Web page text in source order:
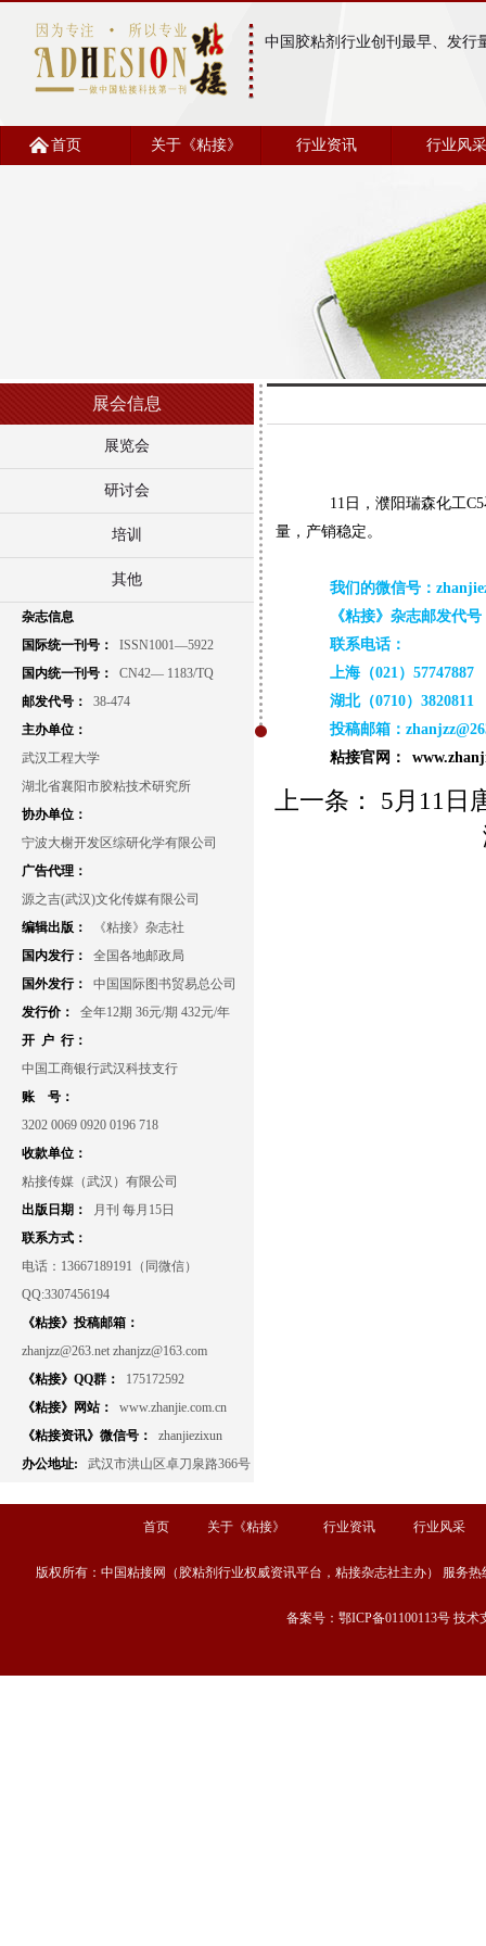
中国胶粘剂行业创刊最早、发行
首页 关于《粘接》 行业资讯 行业风采
展会信息
展览会
研讨会
培训
其他
杂志信息
国际统一刊号：
ISSN1001—5922
国内统一刊号：
CN42— 1183/TQ
邮发代号：
38-474
主办单位：
武汉工程大学
湖北省襄阳市胶粘技术研究所
协办单位：
宁波大榭开发区综研化学有限公司
广告代理：
源之吉(武汉)文化传媒有限公司
编辑出版：
《粘接》杂志社
国内发行：
全国各地邮政局
国外发行：
中国国际图书贸易总公司
发行价：
全年12期 36元/期 432元/年
开 户 行：
中国工商银行武汉科技支行
账 号：
3202 0069 0920 0196 718
收款单位：
粘接传媒（武汉）有限公司
出版日期：
月刊 每月15日
联系方式：
电话：13667189191（同微信）
QQ:3307456194
《粘接》投稿邮箱：
zhanjzz@263.net zhanjzz@163.com
《粘接》QQ群：
175172592
《粘接》网站：
www.zhanjie.com.cn
《粘接资讯》微信号：
zhanjiezixun
办公地址:
武汉市洪山区卓刀泉路366号
11日，濮阳瑞森化工
量，产销稳定。
我们的微信号：
《粘接》杂志邮发代号
联系电话：
上海（021）57747887
湖北（0710）3820811
投稿邮箱：
粘接官网：
上一条：
5月11日
首页 关于《粘接》 行业资讯 行业风采
版权所有：中国粘接网（胶粘剂行业权威资讯平台，粘接杂志社主办） 服务热
备案号：鄂ICP备01100113号 技术